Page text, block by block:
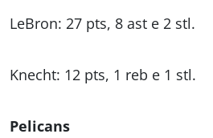
LeBron: 27 pts, 8 ast e 2 stl.
Knecht: 12 pts, 1 reb e 1 stl.
Pelicans